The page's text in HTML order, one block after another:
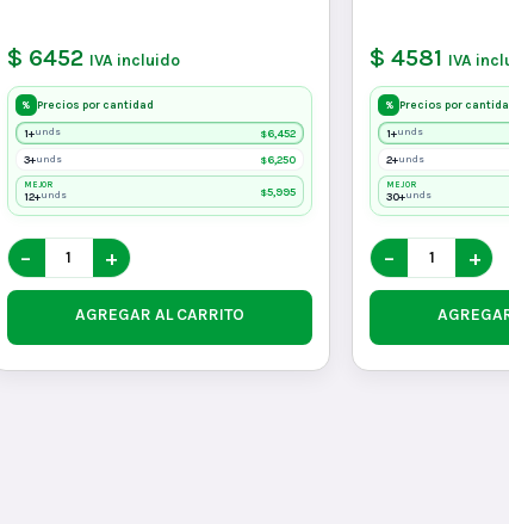
$ 6452 IVA incluido
% Precios por cantidad
1+unds $6,452
3+unds $6,250
MEJOR
12+unds $5,995
− +
AGREGAR AL CARRITO
$ 4581 IVA
% Precios por
1+unds
2+unds
MEJOR
30+unds
− +